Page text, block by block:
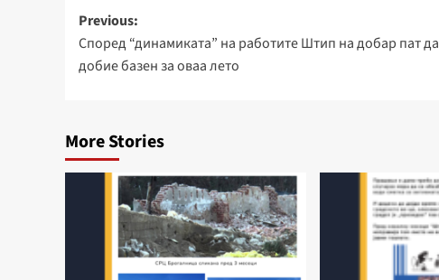
Post
navigation
Previous:
Според “динамиката” на работите Штип на добар пат да
добие базен за оваа лето
More Stories